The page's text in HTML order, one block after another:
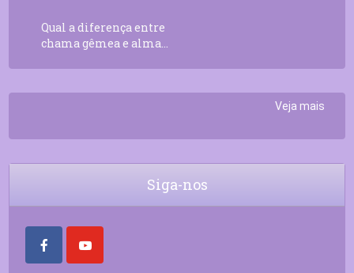
Qual a diferença entre
chama gêmea e alma...
Veja mais
Siga-nos